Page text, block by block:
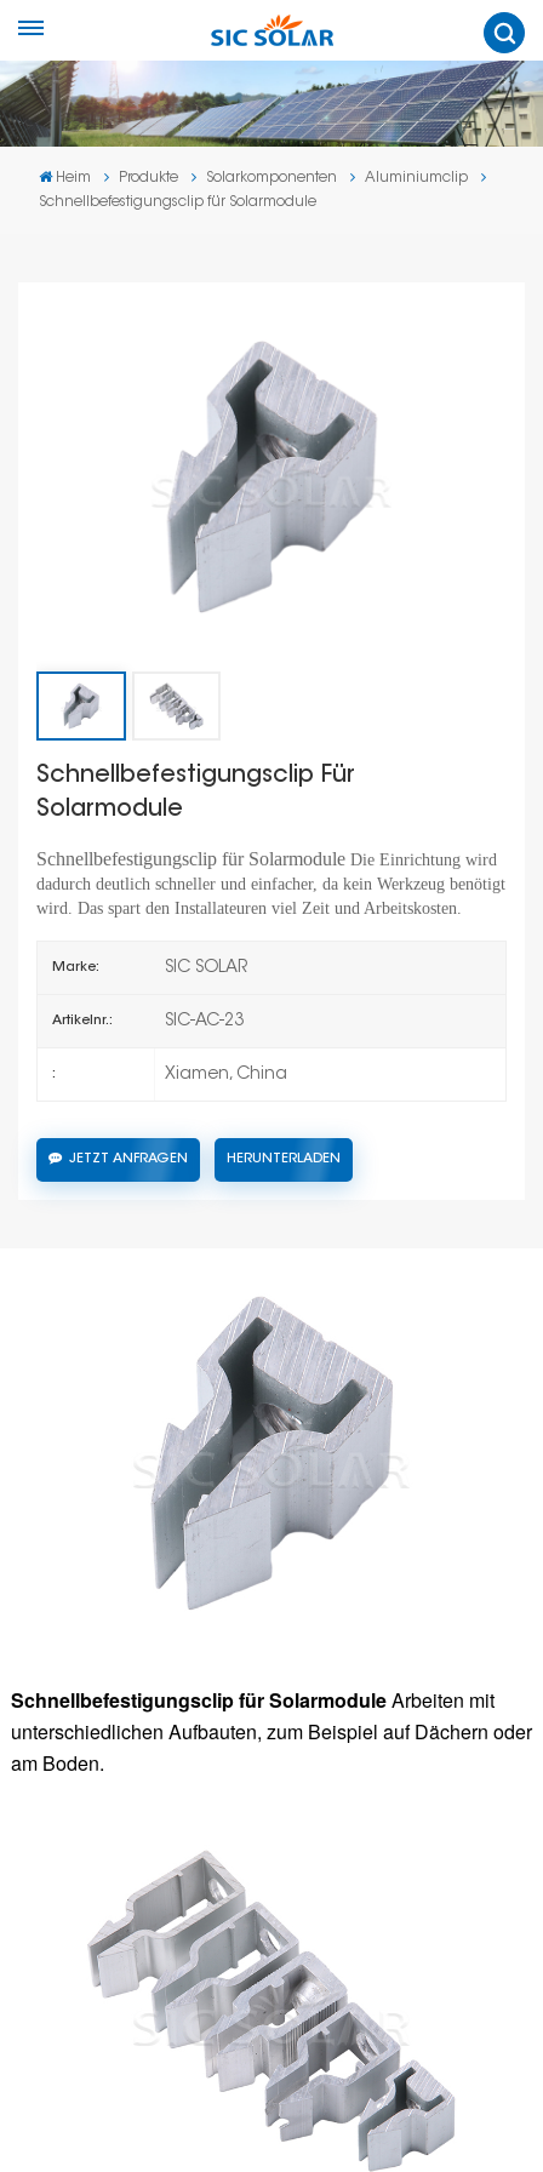
Heim Produkte Solarkomponenten
Aluminiumclip
Schnellbefestigungsclip für Solarmodule
Schnellbefestigungsclip Für
Solarmodule
Schnellbefestigungsclip für Solarmodule Die Einrichtung wird
dadurch deutlich schneller und einfacher, da kein Werkzeug benötigt
wird. Das spart den Installateuren viel Zeit und Arbeitskosten.
Marke: SIC SOLAR
Artikelnr.: SIC-AC-23
: Xiamen, China
JETZT ANFRAGEN HERUNTERLADEN
Schnellbefestigungsclip für SolarmoduleArbeiten mit
unterschiedlichen Aufbauten, zum Beispiel auf Dächern oder
am Boden.